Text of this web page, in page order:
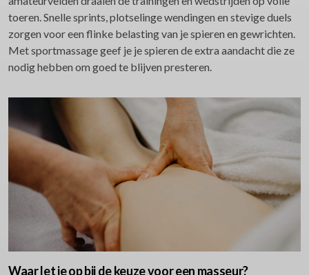
toeren. Snelle sprints, plotselinge wendingen en stevige duels
zorgen voor een flinke belasting van je spieren en gewrichten.
Met sportmassage geef je je spieren de extra aandacht die ze
nodig hebben om goed te blijven presteren.
Waar let je op bij de keuze voor een masseur?